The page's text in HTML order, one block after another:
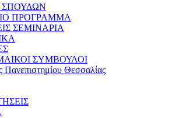
ΠΡΟΓΡΑΜΜΑ
ΣΕΜΙΝΑΡΙΑ
ΣΥΜΒΟΥΛΟΙ
Πανεπιστημίου Θεσσαλίας